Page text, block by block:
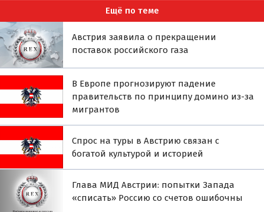
Ещё по теме
Австрия заявила о прекращении
поставок российского газа
В Европе прогнозируют падение
правительств по принципу домино из-за
мигрантов
Спрос на туры в Австрию связан с
богатой культурой и историей
Глава МИД Австрии: попытки Запада
«списать» Россию со счетов ошибочны